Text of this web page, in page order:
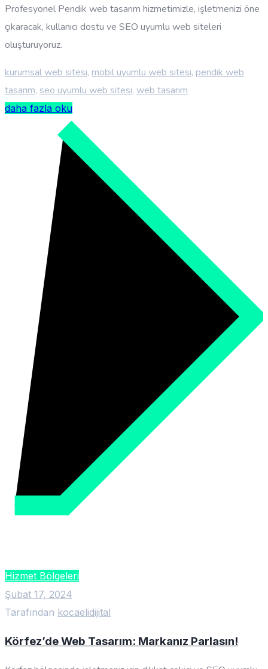
Profesyonel Pendik web tasarım hizmetimizle, işletmenizi öne
çıkaracak, kullanıcı dostu ve SEO uyumlu web siteleri
oluşturuyoruz.
kurumsal web sitesi, mobil uyumlu web sitesi, pendik web
tasarım, seo uyumlu web sitesi, web tasarım
daha fazla oku
Hizmet Bölgeleri
Şubat 17, 2024
Tarafından kocaelidijital
Körfez’de Web Tasarım: Markanız Parlasın!